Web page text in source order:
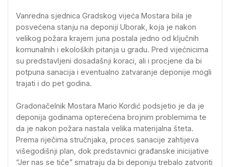
Vanredna sjednica Gradskog vijeća Mostara bila je
posvećena stanju na deponiji Uborak, koja je nakon
velikog požara krajem juna postala jedno od ključnih
komunalnih i ekoloških pitanja u gradu. Pred vijećnicima
su predstavljeni dosadašnji koraci, ali i procjene da bi
potpuna sanacija i eventualno zatvaranje deponije mogli
trajati i do pet godina.
Gradonačelnik Mostara Mario Kordić podsjetio je da je
deponija godinama opterećena brojnim problemima te
da je nakon požara nastala velika materijalna šteta.
Prema riječima stručnjaka, proces sanacije zahtijeva
višegodišnji plan, dok predstavnici građanske inicijative
“Jer nas se tiče” smatraju da bi deponiju trebalo zatvoriti